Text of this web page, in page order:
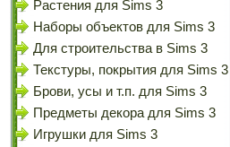
Растения для Sims 3
Наборы объектов для Sims 3
Для строительства в Sims 3
Текстуры, покрытия для Sims 3
Брови, усы и т.п. для Sims 3
Предметы декора для Sims 3
Игрушки для Sims 3